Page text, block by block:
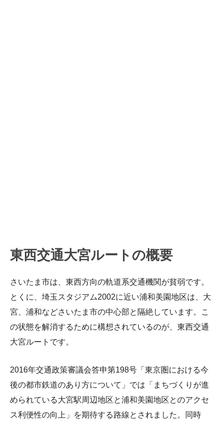
東西交通大宮ルートの概要
さいたま市は、東西方向の軌道系交通機関が貧弱です。
とくに、埼玉スタジアム2002に近い浦和美園地区は、大
宮、浦和などさいたま市の中心部と隔絶しています。こ
の状態を解消するために構想されているのが、東西交通
大宮ルートです。
2016年交通政策審議会答申第198号「東京圏における今
後の都市鉄道のあり方について」では「まちづくりが進
められている大宮駅周辺地区と浦和美園地区とのアクセ
ス利便性の向上」を期待する路線とされました。同時